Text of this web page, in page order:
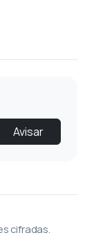
Avisar
cifradas.